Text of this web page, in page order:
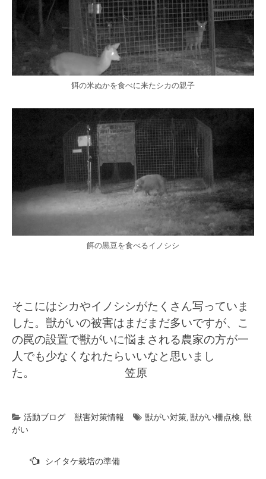
餌の米ぬかを食べに来たシカの親子
餌の黒豆を食べるイノシシ
そこにはシカやイノシシがたくさん写っていま
した。獣がいの被害はまだまだ多いですが、こ
の罠の設置で獣がいに悩まされる農家の方が一
人でも少なくなれたらいいなと思いまし
た。 笠原
活動ブログ 獣害対策情報 獣がい対策 獣がい柵点検 獣
がい
シイタケ栽培の準備